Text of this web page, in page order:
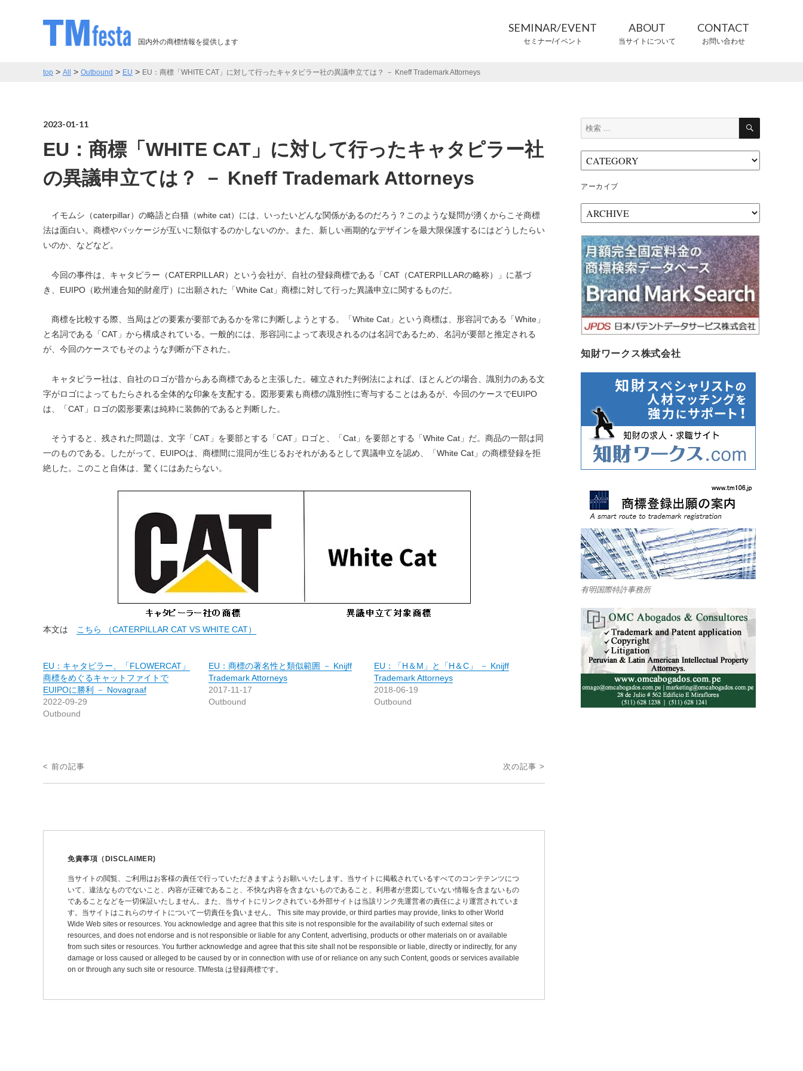
国内外の商標情報を提供します
SEMINAR/EVENT
セミナー/イベント
ABOUT
当サイトについて
CONTACT
お問い合わせ
top > All > Outbound > EU > EU：商標「WHITE CAT」に対して行ったキャタピラー社の異議申立ては？ － Kneff Trademark Attorneys
2023-01-11
EU：商標「WHITE CAT」に対して行ったキャタピラー社
の異議申立ては？ － Kneff Trademark Attorneys
イモムシ（caterpillar）の略語と白猫（white cat）には、いったいどんな関係があるのだろう？このような疑問が湧くからこそ商標
法は面白い。商標やパッケージが互いに類似するのかしないのか。また、新しい画期的なデザインを最大限保護するにはどうしたらい
いのか、などなど。
今回の事件は、キャタピラー（CATERPILLAR）という会社が、自社の登録商標である「CAT（CATERPILLARの略称）」に基づ
き、EUIPO（欧州連合知的財産庁）に出願された「White Cat」商標に対して行った異議申立に関するものだ。
商標を比較する際、当局はどの要素が要部であるかを常に判断しようとする。「White Cat」という商標は、形容詞である「White」
と名詞である「CAT」から構成されている。一般的には、形容詞によって表現されるのは名詞であるため、名詞が要部と推定される
が、今回のケースでもそのような判断が下された。
キャタピラー社は、自社のロゴが昔からある商標であると主張した。確立された判例法によれば、ほとんどの場合、識別力のある文
字がロゴによってもたらされる全体的な印象を支配する。図形要素も商標の識別性に寄与することはあるが、今回のケースでEUIPO
は、「CAT」ロゴの図形要素は純粋に装飾的であると判断した。
そうすると、残された問題は、文字「CAT」を要部とする「CAT」ロゴと、「Cat」を要部とする「White Cat」だ。商品の一部は同
一のものである。したがって、EUIPOは、商標間に混同が生じるおそれがあるとして異議申立を認め、「White Cat」の商標登録を拒
絶した。このこと自体は、驚くにはあたらない。
本文は こちら （CATERPILLAR CAT VS WHITE CAT）
EU：キャタピラー、「FLOWERCAT」
商標をめぐるキャットファイトで
EUIPOに勝利 － Novagraaf
2022-09-29
Outbound
EU：商標の著名性と類似範囲 － Knijff
Trademark Attorneys
2017-11-17
Outbound
EU：「H＆M」と「H＆C」 － Knijff
Trademark Attorneys
2018-06-19
Outbound
投
稿
< 前の記事 次の記事 >
免責事項（DISCLAIMER)
当サイトの閲覧、ご利用はお客様の責任で行っていただきますようお願いいたします。当サイトに掲載されているすべてのコンテテンツにつ
いて、違法なものでないこと、内容が正確であること、不快な内容を含まないものであること、利用者が意図していない情報を含まないもの
であることなどを一切保証いたしません。また、当サイトにリンクされている外部サイトは当該リンク先運営者の責任により運営されていま
す。当サイトはこれらのサイトについて一切責任を負いません。 This site may provide, or third parties may provide, links to other World
Wide Web sites or resources. You acknowledge and agree that this site is not responsible for the availability of such external sites or
resources, and does not endorse and is not responsible or liable for any Content, advertising, products or other materials on or available
from such sites or resources. You further acknowledge and agree that this site shall not be responsible or liable, directly or indirectly, for any
damage or loss caused or alleged to be caused by or in connection with use of or reliance on any such Content, goods or services available
on or through any such site or resource. TMfesta は登録商標です。
検
索:
検
アーカイブ
ー
カ
イ
ブ
知財ワークス株式会社
有明国際特許事務所